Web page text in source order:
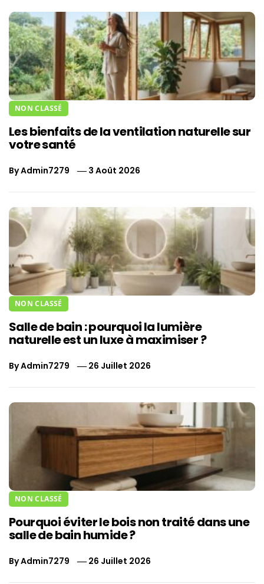
NON CLASSÉ
Les bienfaits de la ventilation naturelle sur
votre santé
ByAdmin7279 3 Août 2026
NON CLASSÉ
Salle de bain : pourquoi la lumière
naturelle est un luxe à maximiser ?
ByAdmin7279 26 Juillet 2026
NON CLASSÉ
Pourquoi éviter le bois non traité dans une
salle de bain humide ?
ByAdmin7279 26 Juillet 2026